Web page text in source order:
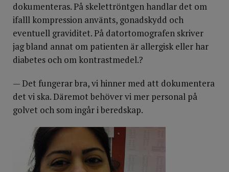
dokumenteras. På skelettröntgen handlar det om
ifalll kompression använts, gonadskydd och
eventuell graviditet. På datortomografen skriver
jag bland annat om patienten är allergisk eller har
diabetes och om kontrastmedel.?
— Det fungerar bra, vi hinner med att dokumentera
det vi ska. Däremot behöver vi mer personal på
golvet och som ingår i beredskap.